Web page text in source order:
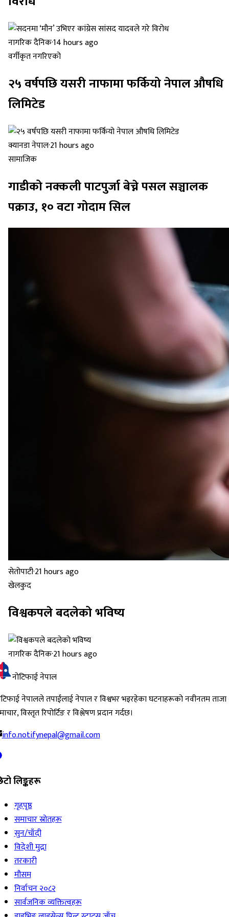
नागरिक दैनिक·14 hours ago
वर्गीकृत नगरिएको
२५ वर्षपछि यसरी नाफामा फर्कियो नेपाल औषधि
लिमिटेड
क्यानडा नेपाल·21 hours ago
सामाजिक
गाडीको नक्कली पाटपुर्जा बेच्ने पसल सञ्चालक
पक्राउ, १० वटा गोदाम सिल
सेतोपाटी·21 hours ago
खेलकुद
विश्वकपले बदलेको भविष्य
नागरिक दैनिक·21 hours ago
नोटिफाई नेपाल
नेपालले तपाईंलाई नेपाल र विश्वभर भइरहेका घटनाहरूको नवीनतम ताजा
विस्तृत रिपोर्टिङ र विश्लेषण प्रदान गर्दछ।
info.notifynepal@gmail.com
लिङ्कहरू
गृहपृष्ठ
समाचार स्रोतहरू
सुन/चाँदी
विदेशी मुद्रा
तरकारी
मौसम
निर्वाचन २०८२
सार्वजनिक व्यक्तित्वहरू